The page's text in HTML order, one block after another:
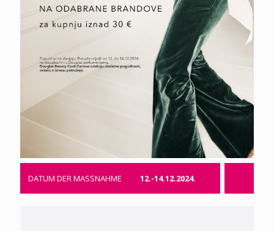
DATUM DER MASSNAHME 12.-14.12.2024.